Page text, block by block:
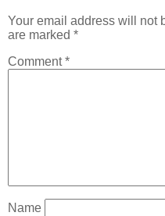
Your email address will not
are marked *
Comment*
Name